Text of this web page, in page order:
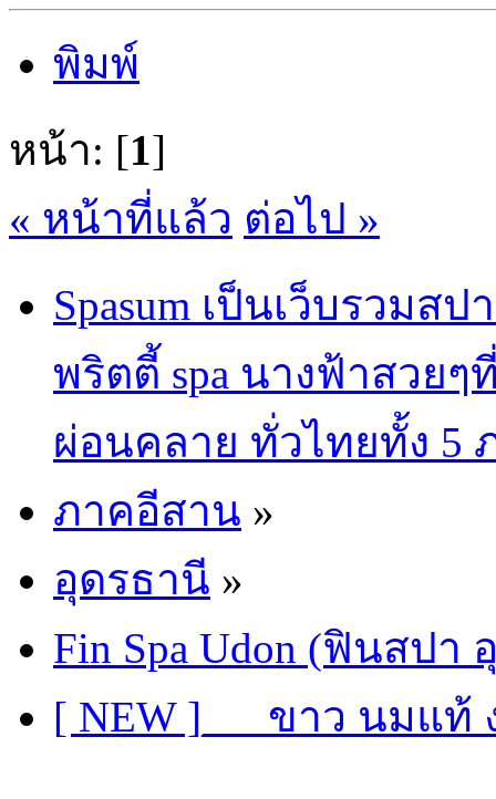
พิมพ์
หน้า: [1]
« หน้าที่แล้ว ต่อไป »
Spasum เป็นเว็บรวม
พริตตี้ spa นางฟ้าสวย
ผ่อนคลาย ทั่วไทยทั้ง 5
ภาคอีสาน »
อุดรธานี »
Fin Spa Udon (ฟินสปา
[ NEW ]___ขาว นมแ